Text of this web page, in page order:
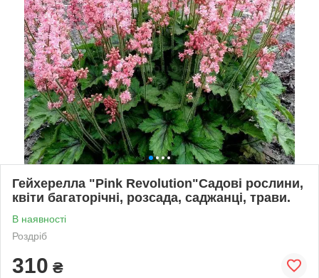
Гейхерелла "Pink Revolution"Садові рослини,
квіти багаторічні, розсада, саджанці, трави.
В наявності
Роздріб
310 ₴